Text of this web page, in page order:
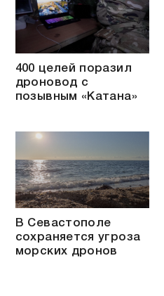
400 целей поразил
дроновод с
позывным «Катана»
В Севастополе
сохраняется угроза
морских дронов